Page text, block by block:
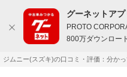
グーネットアプ
PROTO
800万ダウンロー
ジムニー(スズキ)の口コミ・評価：分か